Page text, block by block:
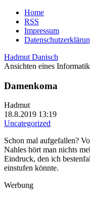
Home
RSS
Impressum
Hadmut Danisch
Ansichten eines
Damenkoma
Hadmut
18.8.2019 13:19
Uncategorized
Schon mal aufgefallen?
Nahles hört man nichts
Eindruck, den ich
einstufen könnte.
Werbung